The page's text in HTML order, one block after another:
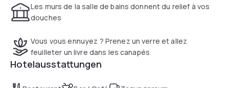
Les murs de la salle de bains donnent du relief à vos
douches
Vous vous ennuyez ? Prenez un verre et allez
feuilleter un livre dans les canapés
Hotelausstattungen